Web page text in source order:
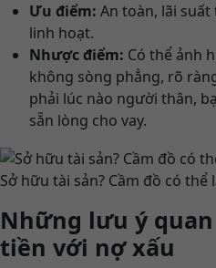
Ưu điểm: An toàn, lãi
linh hoạt.
Nhược điểm: Có thể ảnh
không sòng phẳng, rõ
phải lúc nào người thân,
sẵn lòng cho vay.
Sở hữu tài sản? Cầm đồ có
Những lưu ý
tiền với nợ xấu